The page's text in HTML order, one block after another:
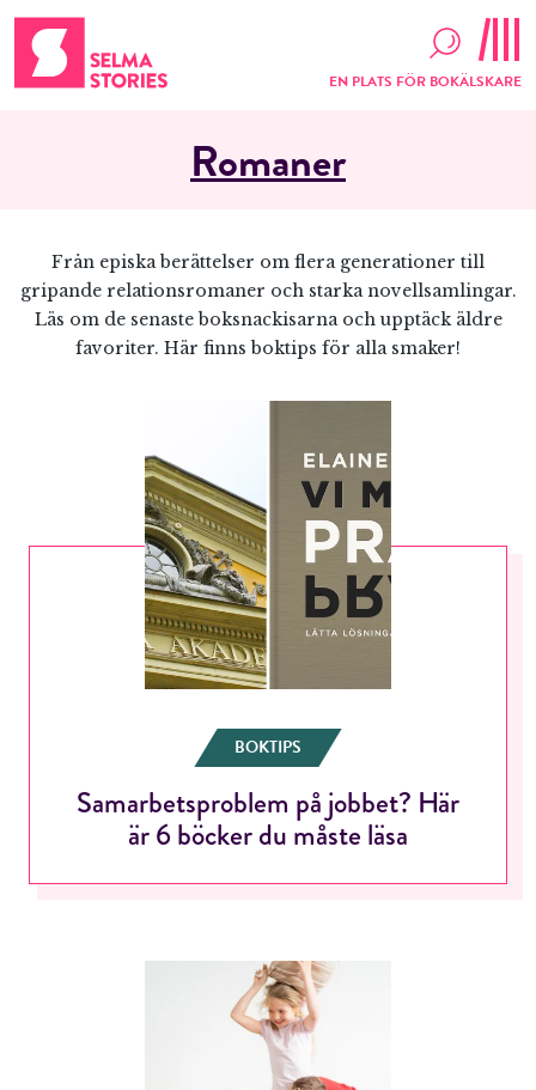
EN PLATS FÖR BOKÄLSKARE
Romaner
Från episka berättelser om flera generationer till
gripande relationsromaner och starka novellsamlingar.
Läs om de senaste boksnackisarna och upptäck äldre
favoriter. Här finns boktips för alla smaker!
BOKTIPS
Samarbetsproblem på jobbet? Här
är 6 böcker du måste läsa